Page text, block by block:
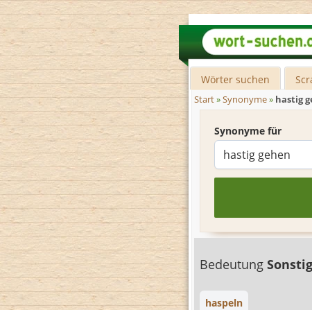
Wörter suchen
Start»Synonyme» hastig
Synonyme für
Bedeutung
haspeln